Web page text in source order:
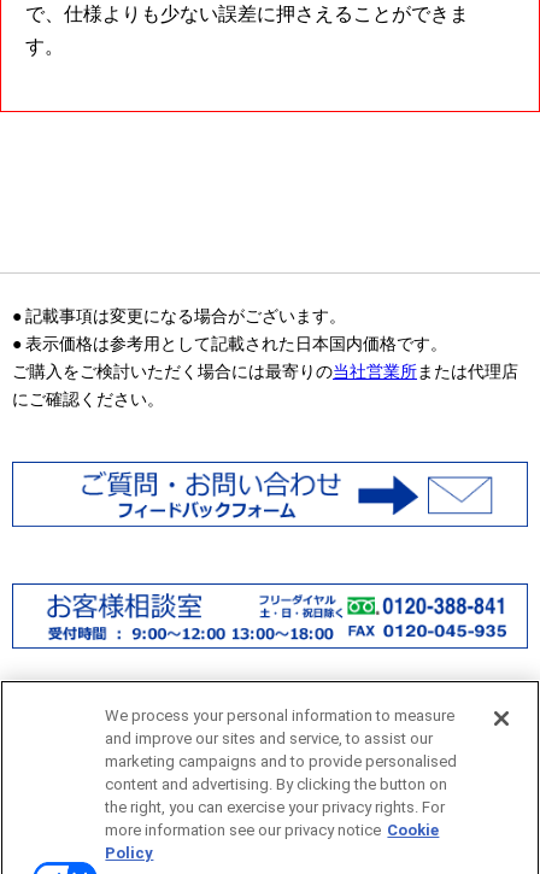
で、仕様よりも少ない誤差に押さえることができま
す。
● 記載事項は変更になる場合がございます。
● 表示価格は参考用として記載された日本国内価格です。
ご購入をご検討いただく場合には最寄りの当社営業所または代理店
にご確認ください。
サイトマップ
当サイトのご利用にあたって
We process your personal information to measure
and improve our sites and service, to assist our
marketing campaigns and to provide personalised
content and advertising. By clicking the button on
the right, you can exercise your privacy rights. For
more information see our privacy notice Cookie
Policy